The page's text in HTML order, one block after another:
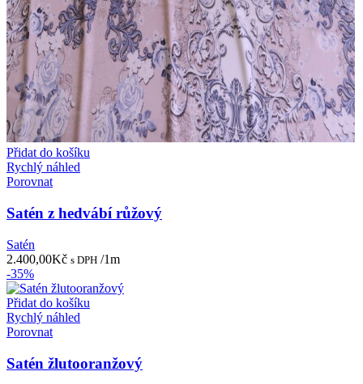
Přidat do košíku
Rychlý náhled
Porovnat
Satén z hedvábí růžový
Satén
2.400,00Kč s DPH /1m
-35%
Přidat do košíku
Rychlý náhled
Porovnat
Satén žlutooranžový